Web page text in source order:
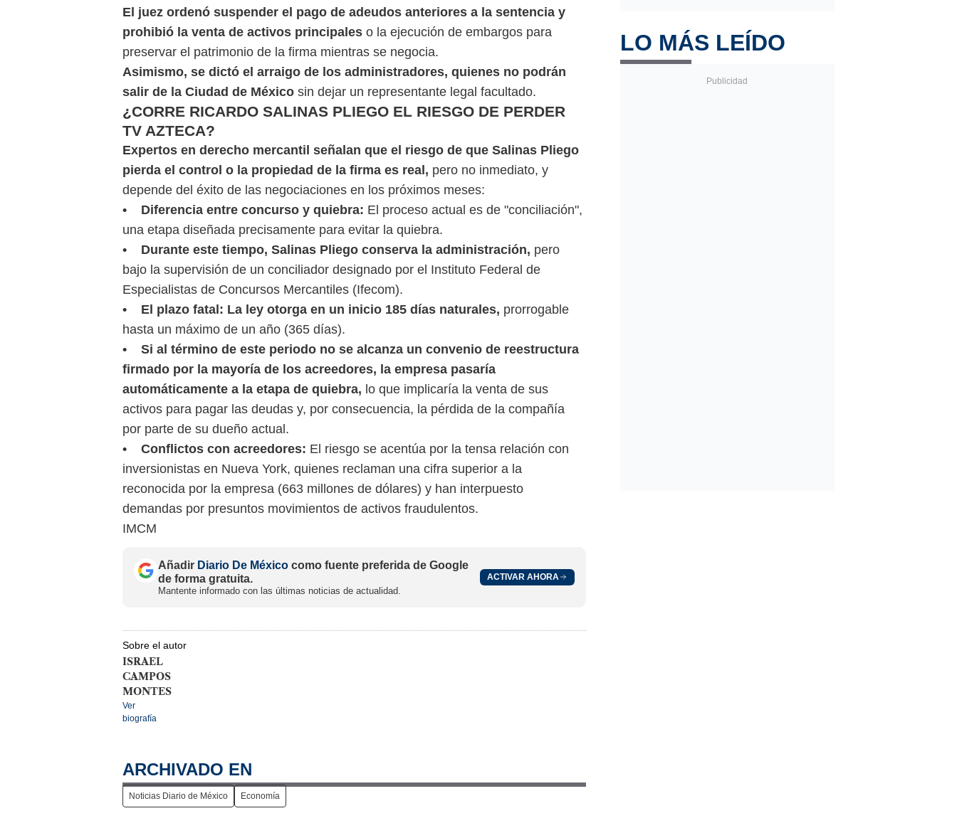
El juez ordenó suspender el pago de adeudos anteriores a la sentencia y
prohibió la venta de activos principales o la ejecución de embargos para
preservar el patrimonio de la firma mientras se negocia.
Asimismo, se dictó el arraigo de los administradores, quienes no podrán
salir de la Ciudad de México sin dejar un representante legal facultado.
¿CORRE RICARDO SALINAS PLIEGO EL RIESGO DE PERDER
TV AZTECA?
Expertos en derecho mercantil señalan que el riesgo de que Salinas Pliego
pierda el control o la propiedad de la firma es real, pero no inmediato, y
depende del éxito de las negociaciones en los próximos meses:
• Diferencia entre concurso y quiebra: El proceso actual es de "conciliación",
una etapa diseñada precisamente para evitar la quiebra.
• Durante este tiempo, Salinas Pliego conserva la administración, pero
bajo la supervisión de un conciliador designado por el Instituto Federal de
Especialistas de Concursos Mercantiles (Ifecom).
• El plazo fatal: La ley otorga en un inicio 185 días naturales, prorrogable
hasta un máximo de un año (365 días).
• Si al término de este periodo no se alcanza un convenio de reestructura
firmado por la mayoría de los acreedores, la empresa pasaría
automáticamente a la etapa de quiebra, lo que implicaría la venta de sus
activos para pagar las deudas y, por consecuencia, la pérdida de la compañía
por parte de su dueño actual.
• Conflictos con acreedores: El riesgo se acentúa por la tensa relación con
inversionistas en Nueva York, quienes reclaman una cifra superior a la
reconocida por la empresa (663 millones de dólares) y han interpuesto
demandas por presuntos movimientos de activos fraudulentos.
IMCM
Añadir Diario De México como fuente preferida de Google
de forma gratuita.
Mantente informado con las últimas noticias de actualidad.
ACTIVAR AHORA
Sobre el autor
ISRAEL
CAMPOS
MONTES
Ver
biografía
ARCHIVADO EN
Noticias Diario de México Economía
LO MÁS LEÍDO